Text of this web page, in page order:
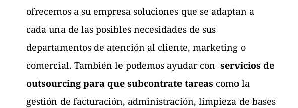
ofrecemos a su empresa soluciones que se adaptan a
cada una de las posibles necesidades de sus
departamentos de atención al cliente, marketing o
comercial. También le podemos ayudar con servicios de
outsourcing para que subcontrate tareas como la
gestión de facturación, administración, limpieza de bases